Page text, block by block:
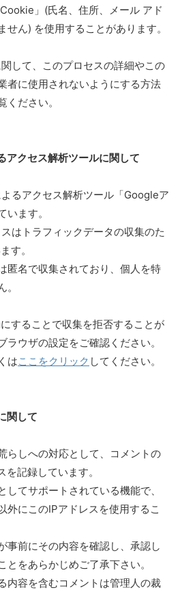
」(氏名、住所、メール アド
せん) を使用することがあります。
して、このプロセスの詳細やこの
者に使用されないようにする方法
ください。
クセス解析ツールに関して
るアクセス解析ツール「Googleア
ます。
はトラフィックデータの収集のた
す。
匿名で収集されており、個人を特
することで収集を拒否することが
ラウザの設定をご確認ください。
はここをクリック してください。
関して
らしへの対応として、コメントの
記録しています。
してサポートされている機能で、
外にこのIPアドレスを使用するこ
事前にその内容を確認し、承認し
をあらかじめご了承下さい。
内容を含むコメントは管理人の裁